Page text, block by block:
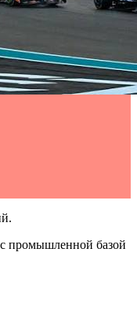
промышленной базой